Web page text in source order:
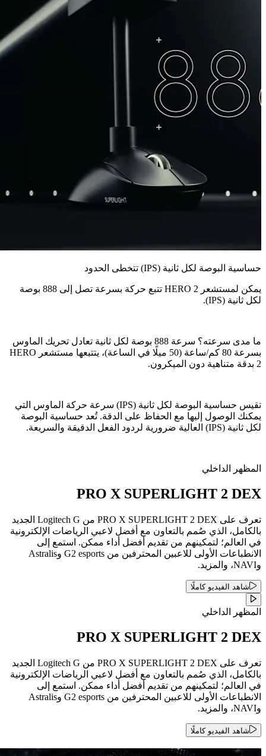
حساسية البوصة لكل ثانية (IPS) تتخطى الحدود
يمكن لمستشعر ‎HERO 2‏ تتبع حركة بسرعة تصل إلى 888 بوصة
لكل ثانية (IPS).
ما مدى سرعته؟ سرعة 888 بوصة لكل ثانية تعادل تحريك الماوس
بسرعة 80 كم/ساعة (50 ميلًا في الساعة)، يتتبعها مستشعر ‎HERO
2‏ بدقة متناهية دون الميكرون.
تقيس حساسية البوصة لكل ثانية (IPS) سرعة حركة الماوس التي
يمكنك الوصول إليها مع الحفاظ على الدقة. تُعد حساسية البوصة
لكل ثانية (IPS) العالية ضرورية لردود الفعل الدقيقة والسريعة.
المظهر الداخلي
PRO X SUPERLIGHT 2 DEX
تعرف على PRO X SUPERLIGHT 2 DEX من Logitech G الجديد
بالكامل، الذي صُمم بالتعاون مع أفضل لاعبي الرياضات الإلكترونية
في العالم؛ لتمكينهم من تقديم أفضل أداء ممكن. استمع إلى
الانطباعات الأولى للاعبين المحترفين من G2 esports وAstralis
وNAVI، والمزيد.
شاهد الفيديو كاملًا
المظهر الداخلي
PRO X SUPERLIGHT 2 DEX
تعرف على PRO X SUPERLIGHT 2 DEX من Logitech G الجديد
بالكامل، الذي صُمم بالتعاون مع أفضل لاعبي الرياضات الإلكترونية
في العالم؛ لتمكينهم من تقديم أفضل أداء ممكن. استمع إلى
الانطباعات الأولى للاعبين المحترفين من G2 esports وAstralis
وNAVI، والمزيد.
شاهد الفيديو كاملًا